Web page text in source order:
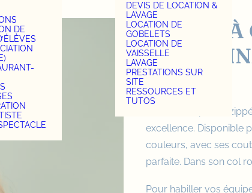
DE
DEVIS DE LOCATION &
LAVAGE
LOCATION DE
GOBELETS
LOCATION DE
VAISSELLE
LAVAGE
PRESTATIONS SUR
SITE
RESSOURCES ET
TUTOS
SWEAT À
Le sweat capuche
excellence. Disponible
couleurs, avec ses
parfaite. Dans son col
Pour habiller vos